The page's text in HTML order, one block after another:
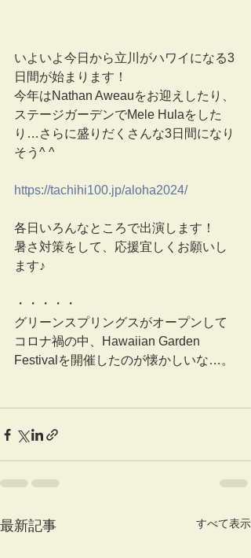
いよいよ今日から立川がハワイになる3
日間が始まります！
今年はNathan Aweauをお迎えしたり、
ステージガーデンでMele Hulaをした
り…さらに盛りだくさんな3日間になり
そう^ ^
https://tachihi100.jp/aloha2024/
各日いろんなところで出演します！
暑さ対策をして、応援宜しくお願いし
ます♪
・・・・・
グリーンスプリングスがオープンして
コロナ禍の中、Hawaiian Garden
Festivalを開催したのが懐かしいな…。
最新記事 すべて表示